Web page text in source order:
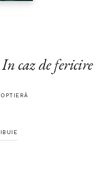
In caz de fericire